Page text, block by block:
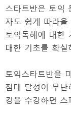
스타트반은 토익
자도 쉽게 따라
토익독해에 대한
대한 기초를 확
토익스타트반을
점대 달성이 무난
킹을 수강하면